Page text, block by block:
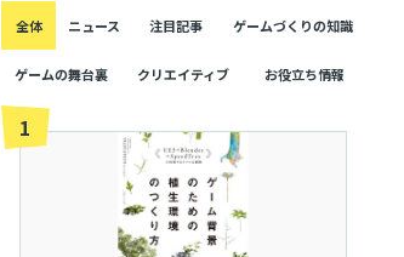
全体 ニュース 注目記事 ゲームづくりの知識
ゲームの舞台裏 クリエイティブ お役立ち情報
1